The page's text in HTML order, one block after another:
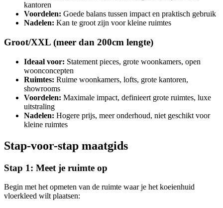
kantoren
Voordelen: Goede balans tussen impact en praktisch gebruik
Nadelen: Kan te groot zijn voor kleine ruimtes
Groot/XXL (meer dan 200cm lengte)
Ideaal voor: Statement pieces, grote woonkamers, open
woonconcepten
Ruimtes: Ruime woonkamers, lofts, grote kantoren,
showrooms
Voordelen: Maximale impact, definieert grote ruimtes, luxe
uitstraling
Nadelen: Hogere prijs, meer onderhoud, niet geschikt voor
kleine ruimtes
Stap-voor-stap maatgids
Stap 1: Meet je ruimte op
Begin met het opmeten van de ruimte waar je het koeienhuid
vloerkleed wilt plaatsen: